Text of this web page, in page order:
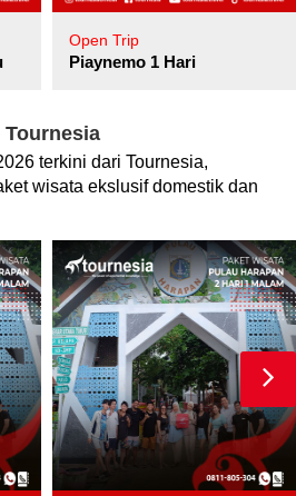
Open Trip
Piaynemo 1 Hari
Tournesia
terkini dari Tournesia,
wisata ekslusif domestik dan